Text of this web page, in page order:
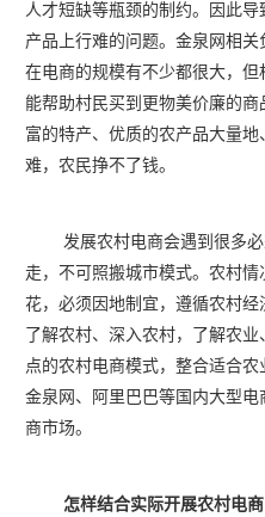
人才短缺等瓶颈的制约。因此
产品上行难的问题。金泉网相
在电商的规模有不少都很大，但
能帮助村民买到更物美价廉的
富的特产、优质的农产品大量
难，农民挣不了钱。
发展农村电商会遇到很多
走，不可照搬城市模式。农村
花，必须因地制宜，遵循农村
了解农村、深入农村，了解农
点的农村电商模式，整合适合农
金泉网、阿里巴巴等国内大型
商市场。
怎样结合实际开展农村电商